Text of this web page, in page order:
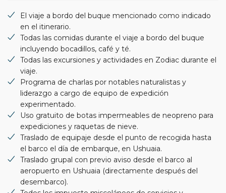
El viaje a bordo del buque mencionado como indicado
en el itinerario.
Todas las comidas durante el viaje a bordo del buque
incluyendo bocadillos, café y té.
Todas las excursiones y actividades en Zodiac durante el
viaje.
Programa de charlas por notables naturalistas y
liderazgo a cargo de equipo de expedición
experimentado.
Uso gratuito de botas impermeables de neopreno para
expediciones y raquetas de nieve.
Traslado de equipaje desde el punto de recogida hasta
el barco el día de embarque, en Ushuaia.
Traslado grupal con previo aviso desde el barco al
aeropuerto en Ushuaia (directamente después del
desembarco).